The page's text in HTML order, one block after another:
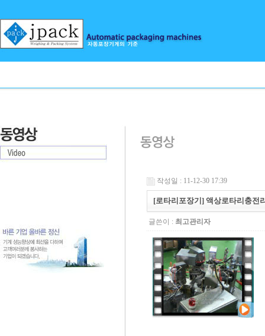
작성일 : 11-12-30 17:39
[로타리포장기] 액상로타리충전
글쓴이 : 최고관리자